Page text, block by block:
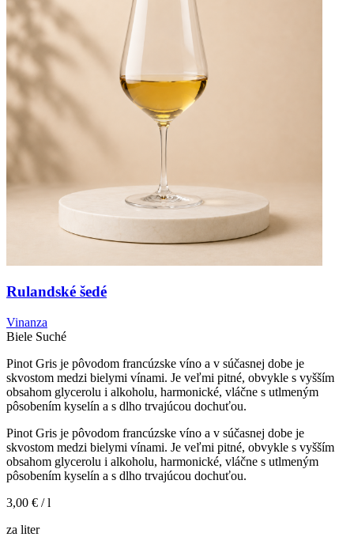
Rulandské šedé
Vinanza
Biele Suché
Pinot Gris je pôvodom francúzske víno a v súčasnej dobe je
skvostom medzi bielymi vínami. Je veľmi pitné, obvykle s vyšším
obsahom glycerolu i alkoholu, harmonické, vláčne s utlmeným
pôsobením kyselín a s dlho trvajúcou dochuťou.
Pinot Gris je pôvodom francúzske víno a v súčasnej dobe je
skvostom medzi bielymi vínami. Je veľmi pitné, obvykle s vyšším
obsahom glycerolu i alkoholu, harmonické, vláčne s utlmeným
pôsobením kyselín a s dlho trvajúcou dochuťou.
3,00 € / l
za liter